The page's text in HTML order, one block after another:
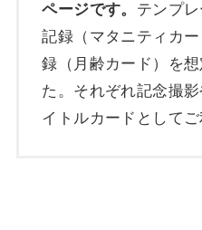
ページです。 テンプ
記録（マタニティカ
録（月齢カード）を
た。それぞれ記念撮
イトルカードとしてご